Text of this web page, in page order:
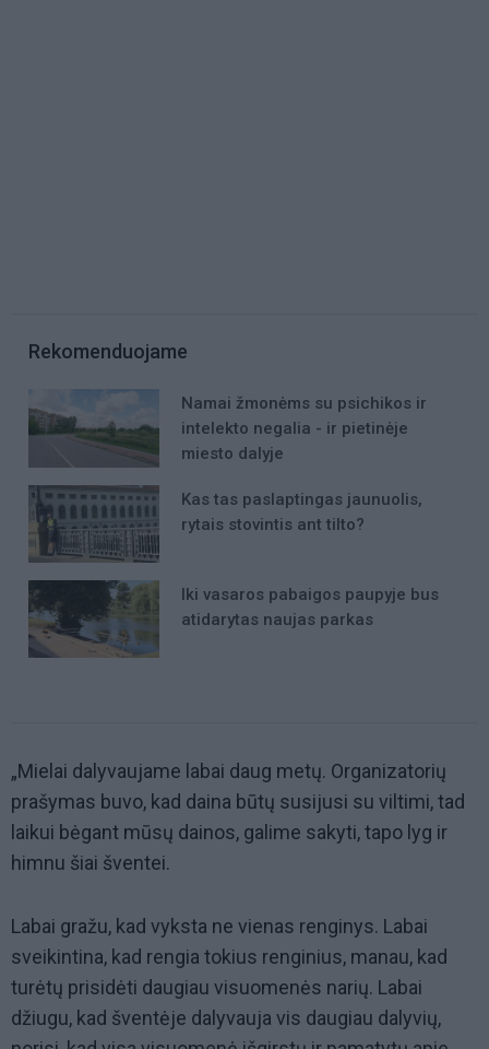
Rekomenduojame
Namai žmonėms su psichikos ir
intelekto negalia - ir pietinėje
miesto dalyje
Kas tas paslaptingas jaunuolis,
rytais stovintis ant tilto?
Iki vasaros pabaigos paupyje bus
atidarytas naujas parkas
„Mielai dalyvaujame labai daug metų. Organizatorių
prašymas buvo, kad daina būtų susijusi su viltimi, tad
laikui bėgant mūsų dainos, galime sakyti, tapo lyg ir
himnu šiai šventei.
Labai gražu, kad vyksta ne vienas renginys. Labai
sveikintina, kad rengia tokius renginius, manau, kad
turėtų prisidėti daugiau visuomenės narių. Labai
džiugu, kad šventėje dalyvauja vis daugiau dalyvių,